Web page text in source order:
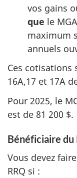
vos gains
que le
maximum
annuels
Ces cotisations
16A,17 et 17A
Pour 2025, le
est de 81 200 $.
Bénéficiaire du
Vous devez
RRQ si :